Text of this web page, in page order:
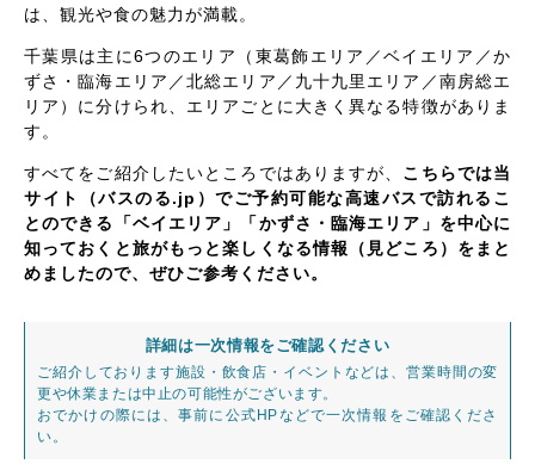
は、観光や食の魅力が満載。
千葉県は主に6つのエリア（東葛飾エリア／ベイエリア／か
ずさ・臨海エリア／北総エリア／九十九里エリア／南房総エ
リア）に分けられ、エリアごとに大きく異なる特徴がありま
す。
すべてをご紹介したいところではありますが、 こちらでは当
サイト（バスのる.jp）でご予約可能な高速バスで訪れるこ
とのできる「ベイエリア」「かずさ・臨海エリア」を中心に
知っておくと旅がもっと楽しくなる情報（見どころ）をまと
めましたので、ぜひご参考ください。
詳細は一次情報をご確認ください
ご紹介しております施設・飲食店・イベントなどは、営業時間の変
更や休業または中止の可能性がございます。
おでかけの際には、事前に公式HPなどで一次情報をご確認くださ
い。